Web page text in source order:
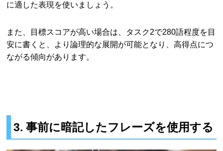
に適した表現を使いましょう。
また、目標スコアが高い場合は、タスク2で280語程度を目
安に書くと、より論理的な展開が可能となり、高得点につ
ながる傾向があります。
3. 事前に暗記したフレーズを使用する